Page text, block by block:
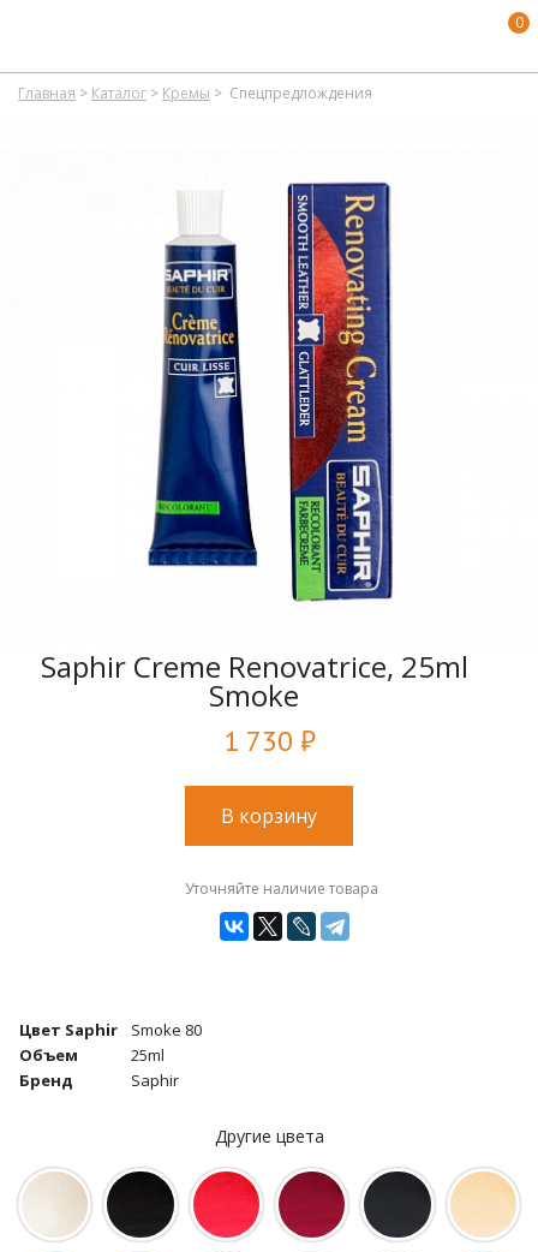
0
Главная > Каталог > Кремы > Спецпредлождения
Saphir Creme Renovatrice, 25ml
Smoke
1 730 ₽
В корзину
Уточняйте наличие товара
Цвет Saphir
Smoke 80
Объем
25ml
Бренд
Saphir
Другие цвета